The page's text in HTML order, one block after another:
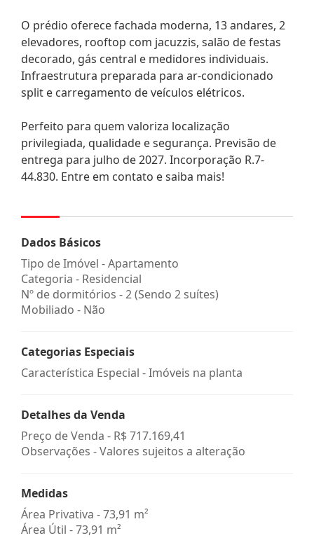
O prédio oferece fachada moderna, 13 andares, 2
elevadores, rooftop com jacuzzis, salão de festas
decorado, gás central e medidores individuais.
Infraestrutura preparada para ar-condicionado
split e carregamento de veículos elétricos.
Perfeito para quem valoriza localização
privilegiada, qualidade e segurança. Previsão de
entrega para julho de 2027. Incorporação R.7-
44.830. Entre em contato e saiba mais!
Dados Básicos
Tipo de Imóvel - Apartamento
Categoria - Residencial
Nº de dormitórios - 2 (Sendo 2 suítes)
Mobiliado - Não
Categorias Especiais
Característica Especial - Imóveis na planta
Detalhes da Venda
Preço de Venda - R$ 717.169,41
Observações - Valores sujeitos a alteração
Medidas
Área Privativa - 73,91 m²
Área Útil - 73,91 m²